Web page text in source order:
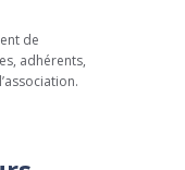
de
adhérents,